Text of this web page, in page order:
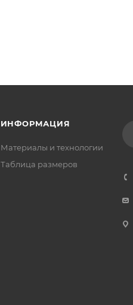
ИНФОРМАЦИЯ
Материалы и технологии
Таблица размеров